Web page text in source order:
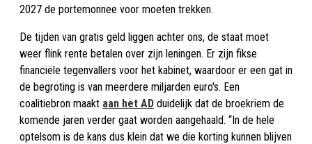
2027 de portemonnee voor moeten trekken.
De tijden van gratis geld liggen achter ons, de staat moet
weer flink rente betalen over zijn leningen. Er zijn fikse
financiële tegenvallers voor het kabinet, waardoor er een gat in
de begroting is van meerdere miljarden euro's. Een
coalitiebron maakt aan het AD duidelijk dat de broekriem de
komende jaren verder gaat worden aangehaald. “In de hele
optelsom is de kans dus klein dat we die korting kunnen blijven